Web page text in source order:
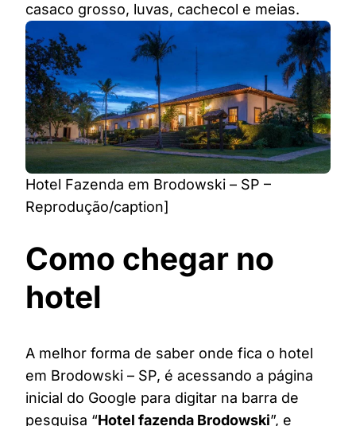
casaco grosso, luvas, cachecol e meias.
Hotel Fazenda em Brodowski – SP –
Reprodução/caption]
Como chegar no
hotel
A melhor forma de saber onde fica o hotel
em Brodowski – SP, é acessando a página
inicial do Google para digitar na barra de
pesquisa “Hotel fazenda Brodowski”, e